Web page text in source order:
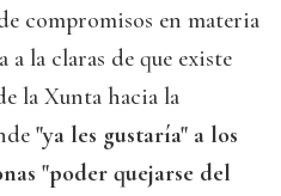
compromisos en materia
la claras de que existe
la Xunta hacia la
"ya les gustaría" a los
"poder quejarse del